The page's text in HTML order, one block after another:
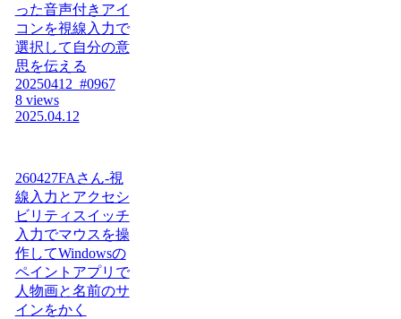
った音声付きアイ
コンを視線入力で
選択して自分の意
思を伝える
20250412_#0967
8 views
2025.04.12
260427FAさん-視
線入力とアクセシ
ビリティスイッチ
入力でマウスを操
作してWindowsの
ペイントアプリで
人物画と名前のサ
インをかく